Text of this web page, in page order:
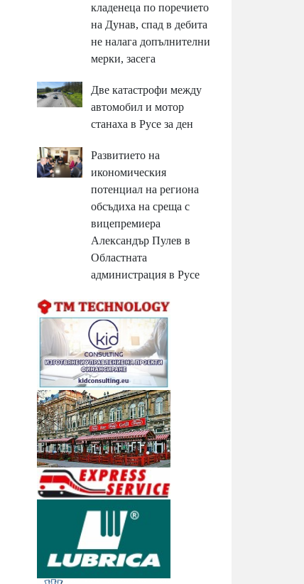
кладенеца по поречието
на Дунав, спад в дебита
не налага допълнителни
мерки, засега
Две катастрофи между
автомобил и мотор
станаха в Русе за ден
Развитието на
икономическия
потенциал на региона
обсъдиха на среща с
вицепремиера
Александър Пулев в
Областната
администрация в Русе